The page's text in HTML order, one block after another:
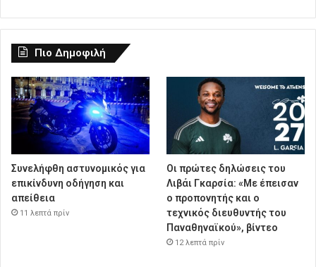
Πιο Δημοφιλή
Συνελήφθη αστυνομικός για
επικίνδυνη οδήγηση και
απείθεια
11 λεπτά πρίν
Οι πρώτες δηλώσεις του
Λιβάι Γκαρσία: «Με έπεισαν
ο προπονητής και ο
τεχνικός διευθυντής του
Παναθηναϊκού», βίντεο
12 λεπτά πρίν